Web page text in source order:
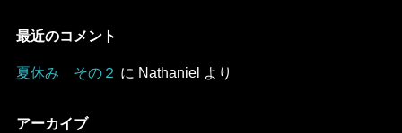
最近のコメント
夏休み その２ に Nathaniel より
アーカイブ